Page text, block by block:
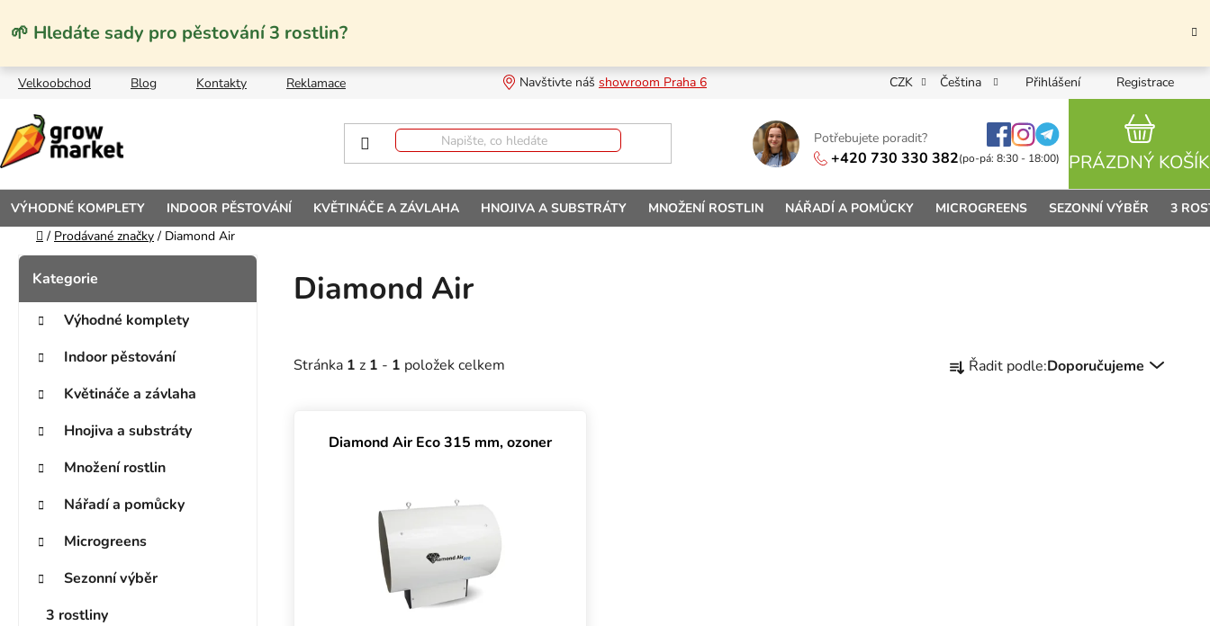
🌱 Hledáte sady pro pěstování 3 rostlin?
Velkoobchod Blog Kontakty Reklamace Navštivte náš showroom Praha 6 CZK Čeština Přihlášení Registrace
Potřebujete poradit?
+420 730 330 382(po-pá: 8:30 - 18:00) PRÁZDNÝ KOŠÍK
VÝHODNÉ KOMPLETY INDOOR PĚSTOVÁNÍ KVĚTINÁČE A ZÁVLAHA HNOJIVA A SUBSTRÁTY MNOŽENÍ ROSTLIN NÁŘADÍ A POMŮCKY MICROGREENS SEZONNÍ VÝBĚR
3
Domů
/ Prodávané značky / Diamond Air
Postranní panel
Přeskočit kategorie
Kategorie
Výhodné komplety
Indoor pěstování
Květináče a závlaha
Hnojiva a substráty
Množení rostlin
Nářadí a pomůcky
Microgreens
Sezonní výběr
3 rostliny
Diamond Air
Stránka 1 z 1 - 1 položek celkem Řazení produktů
Řadit podle:Doporučujeme
Diamond Air Eco 315 mm, ozoner